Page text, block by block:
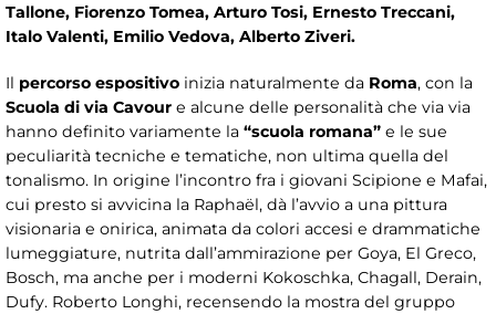
Tallone, Fiorenzo Tomea, Arturo Tosi, Ernesto Treccani,
Italo Valenti, Emilio Vedova, Alberto Ziveri.
Il percorso espositivo inizia naturalmente da Roma, con la
Scuola di via Cavour e alcune delle personalità che via via
hanno definito variamente la “scuola romana” e le sue
peculiarità tecniche e tematiche, non ultima quella del
tonalismo. In origine l’incontro fra i giovani Scipione e Mafai,
cui presto si avvicina la Raphaël, dà l’avvio a una pittura
visionaria e onirica, animata da colori accesi e drammatiche
lumeggiature, nutrita dall’ammirazione per Goya, El Greco,
Bosch, ma anche per i moderni Kokoschka, Chagall, Derain,
Dufy. Roberto Longhi, recensendo la mostra del gruppo